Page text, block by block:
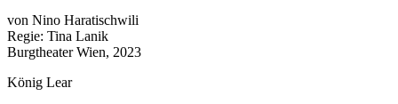
von Nino Haratischwili
Regie: Tina Lanik
Burgtheater Wien, 2023
König Lear